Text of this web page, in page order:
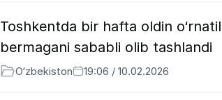
Toshkentda bir hafta oldin
bermagani sababli olib tashlandi
O‘zbekiston 19:06 / 10.02.2026